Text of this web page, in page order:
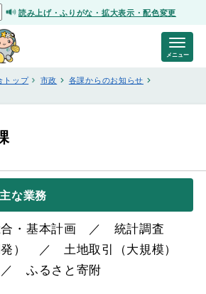
読み上げ・ふりがな・拡大表示・配色変更
トップ 市政
各課からのお知らせ
な業務
・基本計画 ／ 統計調査
発） ／ 土地取引（大規模）
ふるさと寄附
メニュー